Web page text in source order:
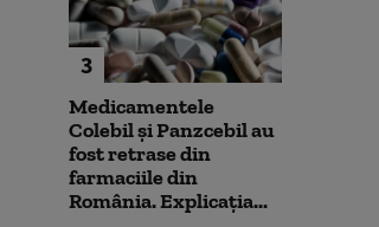
De ce nu ajută ploile de vară
la diminuarea secetei.
Climatolog: Sunt distribuite
neuniform și nu acolo unde
este nevoie mai mare
Nicușor Dan
că România își
obiectivul
moneda euro:
prioritizat”
3
Medicamentele
Colebil și Panzcebil au
fost retrase din
farmaciile din
România. Explicația...